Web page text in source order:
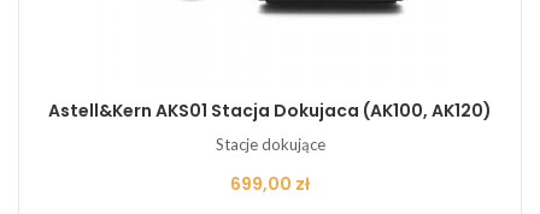
Astell&Kern AKS01 Stacja Dokujaca (AK100, AK120)
Stacje dokujące
Cena
699,00 zł